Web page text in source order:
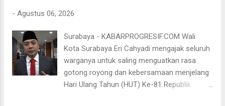
kapasitas TPU Keputih. "Aset ini adalah milik
ke fungsinya sebagai tempat pemakaman
umum. Luasan dari area ini adalah sekitar
1.800 m2," ujar Khoirun Nisa, Kamis 6
Agustus 2026. Setelah proses penertiban
selesai, Pemkot Surabaya akan melakukan
- Agustus 06, 2026
Surabaya - KABARPROGRESIF.COM Wali
Kota Surabaya Eri Cahyadi mengajak seluruh
warganya untuk saling menguatkan rasa
gotong royong dan kebersamaan menjelang
Hari Ulang Tahun (HUT) Ke-81 Republik